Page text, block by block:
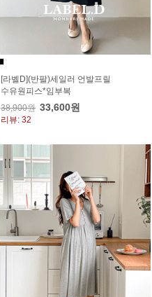
[라벨D](반팔)세일러 언발프릴
수유원피스*임부복
38,900원 33,600원
리뷰: 32